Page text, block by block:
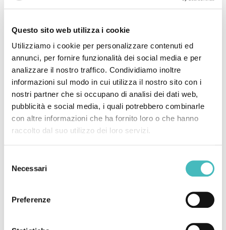
Questo sito web utilizza i cookie
Utilizziamo i cookie per personalizzare contenuti ed
annunci, per fornire funzionalità dei social media e per
analizzare il nostro traffico. Condividiamo inoltre
informazioni sul modo in cui utilizza il nostro sito con i
nostri partner che si occupano di analisi dei dati web,
pubblicità e social media, i quali potrebbero combinarle
con altre informazioni che ha fornito loro o che hanno
raccolto dal suo utilizzo dei loro servizi.
delNecessari
Preferenze